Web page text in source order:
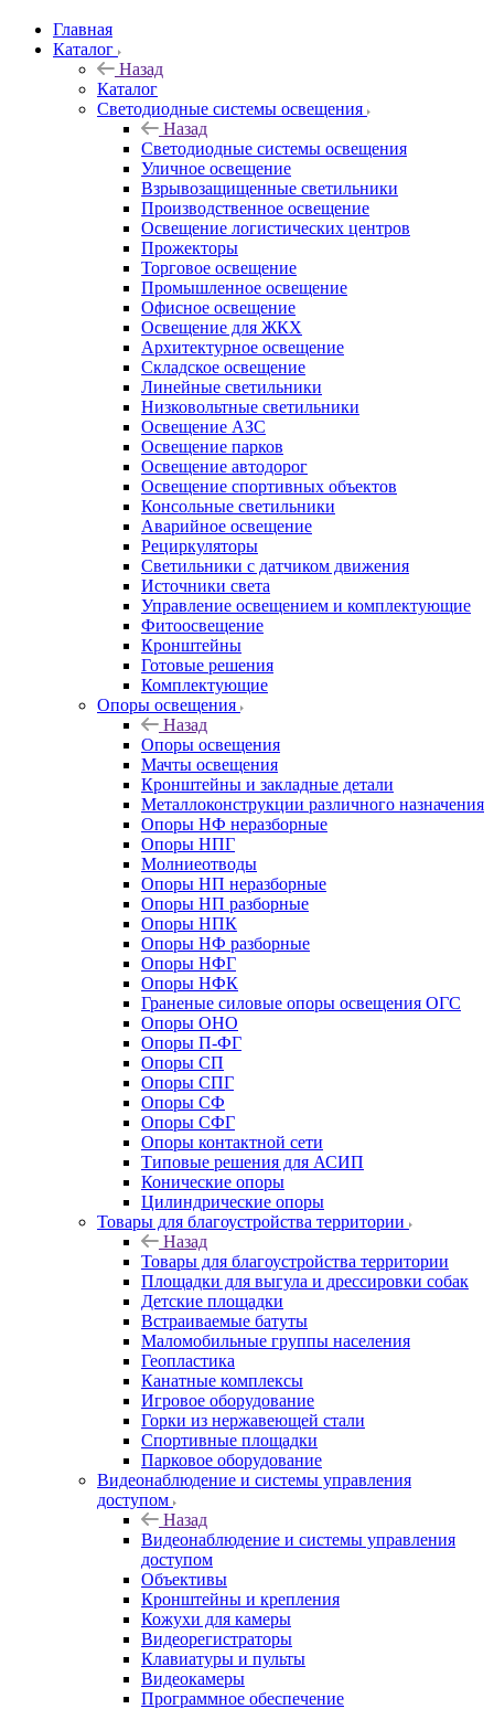
Главная
Каталог
Назад
Каталог
Светодиодные системы освещения
Назад
Светодиодные системы освещения
Уличное освещение
Взрывозащищенные светильники
Производственное освещение
Освещение логистических центров
Прожекторы
Торговое освещение
Промышленное освещение
Офисное освещение
Освещение для ЖКХ
Архитектурное освещение
Складское освещение
Линейные светильники
Низковольтные светильники
Освещение АЗС
Освещение парков
Освещение автодорог
Освещение спортивных объектов
Консольные светильники
Аварийное освещение
Рециркуляторы
Светильники с датчиком движения
Источники света
Управление освещением и комплектующие
Фитоосвещение
Кронштейны
Готовые решения
Комплектующие
Опоры освещения
Назад
Опоры освещения
Мачты освещения
Кронштейны и закладные детали
Металлоконструкции различного назначения
Опоры НФ неразборные
Опоры НПГ
Молниеотводы
Опоры НП неразборные
Опоры НП разборные
Опоры НПК
Опоры НФ разборные
Опоры НФГ
Опоры НФК
Граненые силовые опоры освещения ОГС
Опоры ОНО
Опоры П-ФГ
Опоры СП
Опоры СПГ
Опоры СФ
Опоры СФГ
Опоры контактной сети
Типовые решения для АСИП
Конические опоры
Цилиндрические опоры
Товары для благоустройства территории
Назад
Товары для благоустройства территории
Площадки для выгула и дрессировки собак
Детские площадки
Встраиваемые батуты
Маломобильные группы населения
Геопластика
Канатные комплексы
Игровое оборудование
Горки из нержавеющей стали
Спортивные площадки
Парковое оборудование
Видеонаблюдение и системы управления
доступом
Назад
Видеонаблюдение и системы управления
доступом
Объективы
Кронштейны и крепления
Кожухи для камеры
Видеорегистраторы
Клавиатуры и пульты
Видеокамеры
Программное обеспечение